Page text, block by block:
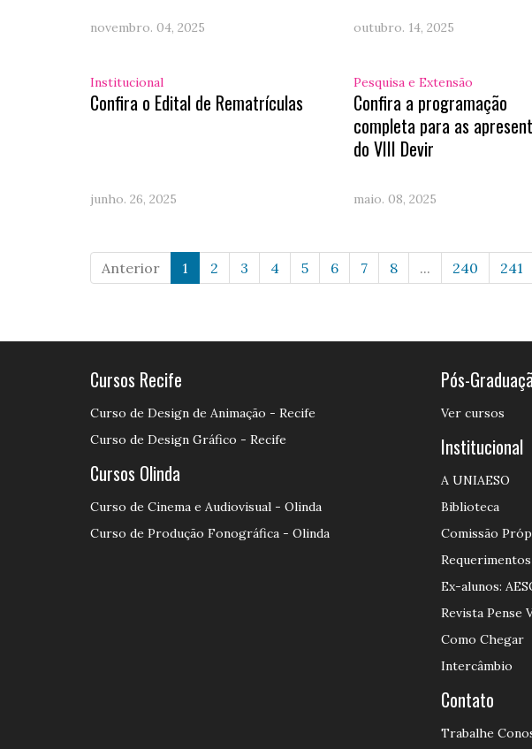
novembro. 04, 2025 outubro. 14, 2025
Institucional
Confira o Edital de Rematrículas
junho. 26, 2025
Pesquisa e Extensão
Confira a programação
completa para as
do VIII Devir
maio. 08, 2025
Anterior 1 2 3 4 5 6 7 8 ... 240 241
Cursos Recife
Curso de Design de Animação - Recife
Curso de Design Gráfico - Recife
Cursos Olinda
Curso de Cinema e Audiovisual - Olinda
Curso de Produção Fonográfica - Olinda
Pós-
Ver cursos
Institucional
A UNIAESO
Biblioteca
Comissão
Ex-alunos:
Revista Pense
Como Chegar
Intercâmbio
Contato
Trabalhe